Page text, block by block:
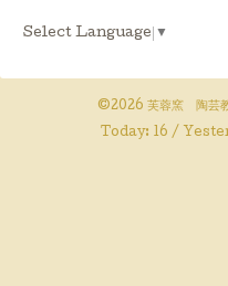
Select Language ▼
©2026 芙蓉窯 陶芸
Today: 16 /